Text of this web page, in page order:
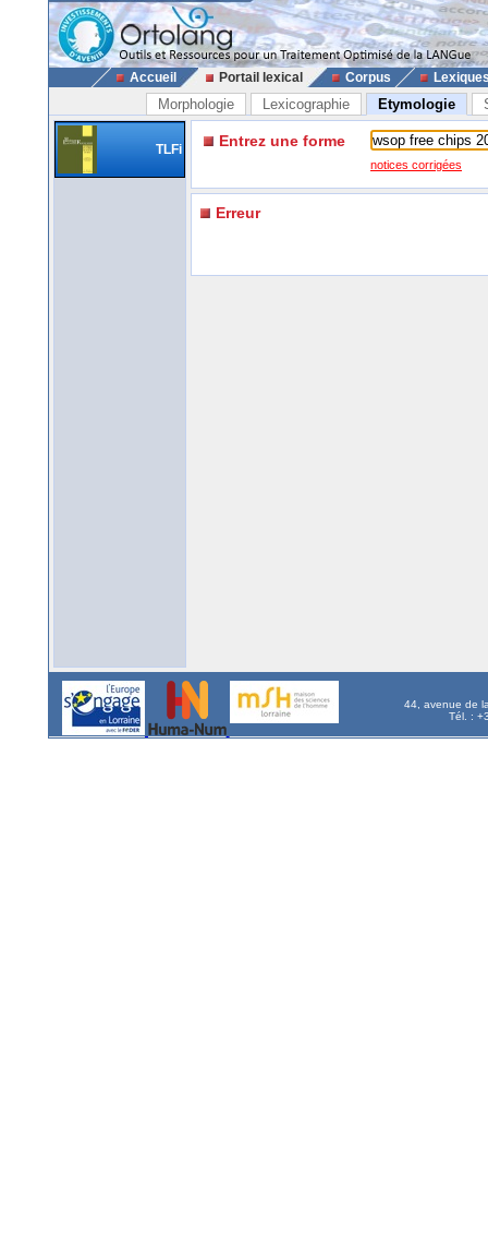
Accueil Portail lexical Corpus
Morphologie Lexicographie Etymologie
TLFi Entrez une forme
notices corrigées
Erreur
44, avenue de
Tél. :